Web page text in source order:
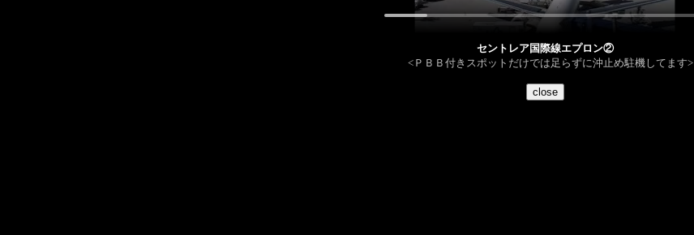
セントレア国際線エプロン②
<ＰＢＢ付きスポットだけでは足らずに沖止め駐機してます>